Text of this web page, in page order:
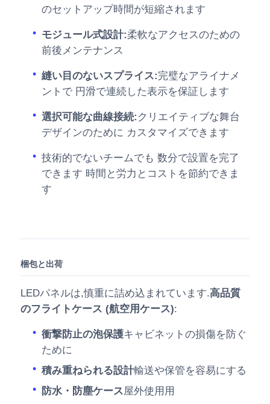
のセットアップ時間が短縮されます
モジュール式設計:柔軟なアクセスのための
前後メンテナンス
縫い目のないスプライス:完璧なアライナメ
ントで 円滑で連続した表示を保証します
選択可能な曲線接続: クリエイティブな舞台
デザインのために カスタマイズできます
技術的でないチームでも 数分で設置を完了
できます 時間と労力とコストを節約できま
す
梱包と出荷
LEDパネルは,慎重に詰め込まれています.高品質
のフライトケース (航空用ケース):
衝撃防止の泡保護キャビネットの損傷を防ぐ
ために
積み重ねられる設計輸送や保管を容易にする
防水・防塵ケース屋外使用用